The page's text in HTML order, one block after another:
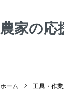
農家の応
ホーム 工具・作